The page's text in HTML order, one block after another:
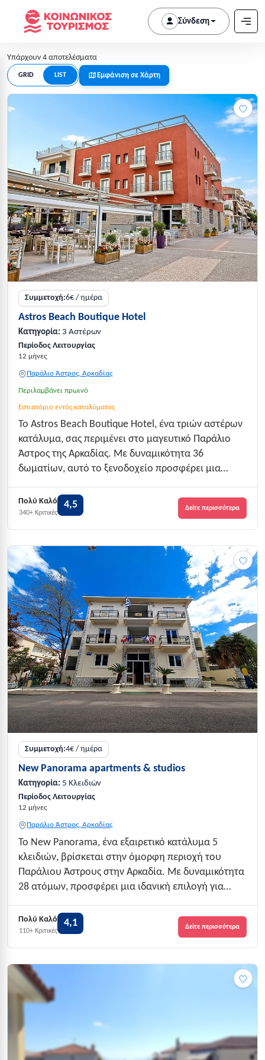
Σύνδεση
Υπάρχουν 4 αποτελέσματα
GRID LIST Εμφάνιση σε Χάρτη
Συμμετοχή:6€ / ημέρα
Astros Beach Boutique Hotel
Κατηγορία: 3 Αστέρων
Περίοδος Λειτουργίας
12 μήνες
Παράλιο Άστρος, Αρκαδίας
Περιλαμβάνει πρωινό
Εστιατόριο εντός καταλύματος
Το Astros Beach Boutique Hotel, ένα τριών αστέρων
κατάλυμα, σας περιμένει στο μαγευτικό Παράλιο
Άστρος της Αρκαδίας. Με δυναμικότητα 36
δωματίων, αυτό το ξενοδοχείο προσφέρει μια
οικογένειες και ζευγάρια που αναζητούν την ιδανική
απόδραση. Με βαθμολογία 4.5 στα 5, βάσει
περισσ...
Πολύ Καλό
340+ Κριτικές
4,5 Δείτε περισσότερα
Συμμετοχή:4€ / ημέρα
New Panorama apartments & studios
Κατηγορία: 5 Κλειδιών
Περίοδος Λειτουργίας
12 μήνες
Παράλιο Άστρος, Αρκαδίας
Το New Panorama, ένα εξαιρετικό κατάλυμα 5
κλειδιών, βρίσκεται στην όμορφη περιοχή του
Παράλιου Άστρους στην Αρκαδία. Με δυναμικότητα
28 ατόμων, προσφέρει μια ιδανική επιλογή για
απολαύσουν ποιοτικές διακοπές σε ένα φιλόξενο
περιβάλλον. Η τοποθεσία του είναι στρατηγικά
επιλε...
Πολύ Καλό
110+ Κριτικές
4,1 Δείτε περισσότερα